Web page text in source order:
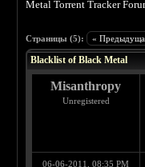
Metal Torrent Tracker
Страницы (5): «
Blacklist of Black Metal
Misanthropy
Unregistered
06-06-2011, 08:35 PM